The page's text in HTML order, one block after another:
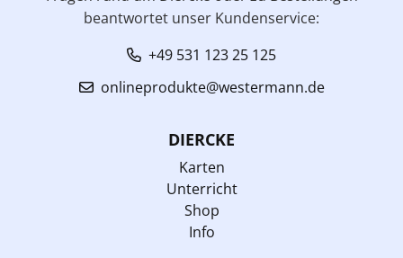
beantwortet unser Kundenservice:
+49 531 123 25 125
onlineprodukte@westermann.de
DIERCKE
Karten
Unterricht
Shop
Info